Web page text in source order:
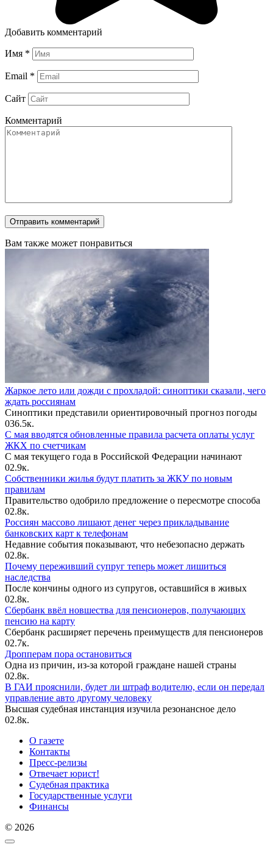
Добавить комментарий
Имя *
Email *
Сайт
Комментарий
Вам также может понравиться
Жаркое лето или дожди с прохладой: синоптики сказали, чего
ждать россиянам
Синоптики представили ориентировочный прогноз погоды
036.5к.
С мая вводятся обновленные правила расчета оплаты услуг
ЖКХ по счетчикам
С мая текущего года в Российской Федерации начинают
02.9к.
Собственники жилья будут платить за ЖКУ по новым
правилам
Правительство одобрило предложение о пересмотре способа
02.8к.
Россиян массово лишают денег через прикладывание
банковских карт к телефонам
Недавние события показывают, что небезопасно держать
02.8к.
Почему переживший супруг теперь может лишиться
наследства
После кончины одного из супругов, оставшийся в живых
02.8к.
Сбербанк ввёл новшества для пенсионеров, получающих
пенсию на карту
Сбербанк расширяет перечень преимуществ для пенсионеров
02.7к.
Дропперам пора остановиться
Одна из причин, из-за которой граждане нашей страны
02.8к.
В ГАИ прояснили, будет ли штраф водителю, если он передал
управление авто другому человеку
Высшая судебная инстанция изучила резонансное дело
02.8к.
О газете
Контакты
Пресс-релизы
Отвечает юрист!
Судебная практика
Государственные услуги
Финансы
© 2026